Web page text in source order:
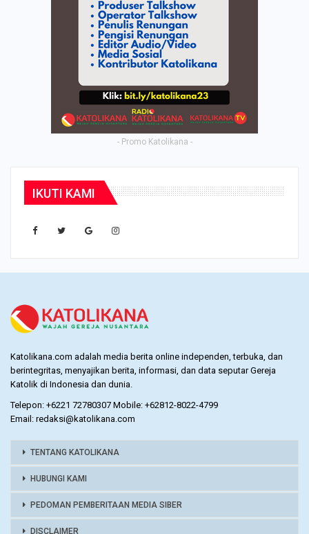
- Promo Katolikana -
IKUTI KAMI
Katolikana.com adalah media berita online independen, terbuka, dan
berintegritas, menyajikan berita, informasi, dan data seputar Gereja
Katolik di Indonesia dan dunia.
Telepon: +6221 72780307 Mobile: +62812-8022-4799
Email: redaksi@katolikana.com
TENTANG KATOLIKANA
HUBUNGI KAMI
PEDOMAN PEMBERITAAN MEDIA SIBER
DISCLAIMER